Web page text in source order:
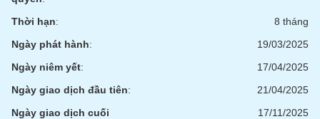
Thời hạn:
8 tháng
Ngày phát hành:
19/03/2025
Ngày niêm yết:
17/04/2025
Ngày giao dịch đầu tiên:
21/04/2025
Ngày giao dịch cuối
17/11/2025